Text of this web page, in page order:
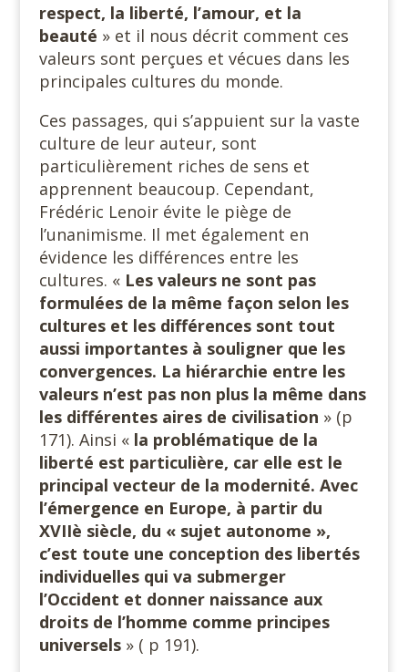
respect, la liberté, l’amour, et la
beauté » et il nous décrit comment ces
valeurs sont perçues et vécues dans les
principales cultures du monde.
Ces passages, qui s’appuient sur la vaste
culture de leur auteur, sont
particulièrement riches de sens et
apprennent beaucoup. Cependant,
Frédéric Lenoir évite le piège de
l’unanimisme. Il met également en
évidence les différences entre les
cultures. « Les valeurs ne sont pas
formulées de la même façon selon les
cultures et les différences sont tout
aussi importantes à souligner que les
convergences. La hiérarchie entre les
valeurs n’est pas non plus la même dans
les différentes aires de civilisation » (p
171). Ainsi « la problématique de la
liberté est particulière, car elle est le
principal vecteur de la modernité. Avec
l’émergence en Europe, à partir du
XVIIè siècle, du « sujet autonome »,
c’est toute une conception des libertés
individuelles qui va submerger
l’Occident et donner naissance aux
droits de l’homme comme principes
universels » ( p 191).